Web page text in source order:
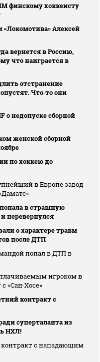
финскому хоккеисту
Алексей
вернется в Россию,
что наиграется в
отстранение
Что‑то они
о недопуске сборной
женской сборной
по хоккею до
в Европе завод
в страшную
перевернулся
о характере травм
после ДТП
попал в ДТП в
игроком в
«Сан‑Хосе»
контракт с
суперталанта из
НХЛ!
контракт с нападающим